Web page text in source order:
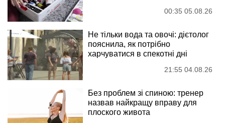
00:35 05.08.26
Не тільки вода та овочі: дієтолог
пояснила, як потрібно
харчуватися в спекотні дні
21:55 04.08.26
Без проблем зі спиною: тренер
назвав найкращу вправу для
плоского живота